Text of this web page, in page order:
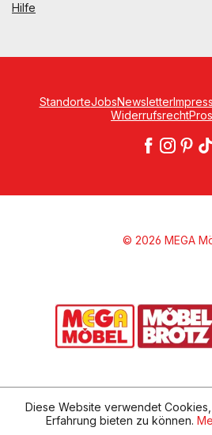
Hilfe
StandorteJobsNewsletter
Widerrufsrecht
© 2026 MEGA
Diese Website verwendet
Erfahrung bieten zu können.